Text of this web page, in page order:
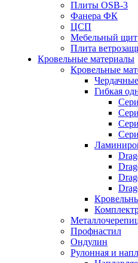
Плиты OSB-3
Фанера ФК
ЦСП
Мебельный щит
Плита
Кровельные материалы
Кровельные
Гибкая
Профнастил
Ондулин
Рулонная и